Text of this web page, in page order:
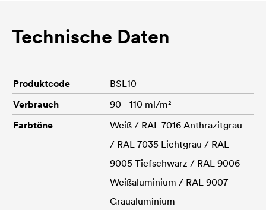
Technische Daten
Produktcode
BSL10
Verbrauch
90 - 110 ml/m²
Farbtöne
Weiß / RAL 7016 Anthrazitgrau
/ RAL 7035 Lichtgrau / RAL
9005 Tiefschwarz / RAL 9006
Weißaluminium / RAL 9007
Graualuminium